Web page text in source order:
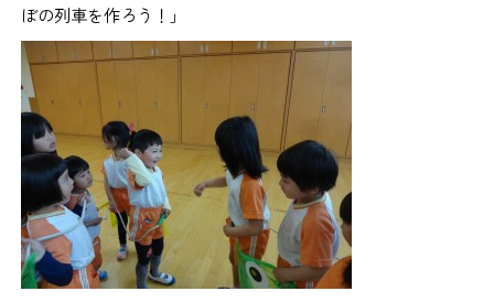
ぼの列車を作ろう！」